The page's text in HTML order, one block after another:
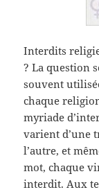
Interdits
? La question
souvent
chaque
myriade
varient d’une
l’autre, et
mot, chaque
interdit. Aux